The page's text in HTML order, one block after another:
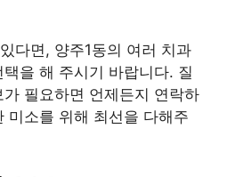
다면, 양주1동의 여러 치과
을 해 주시기 바랍니다. 질
필요하면 언제든지 연락하
미소를 위해 최선을 다해주